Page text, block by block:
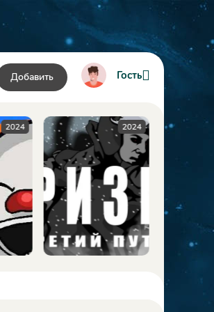
Добавить Гость
2024 2009